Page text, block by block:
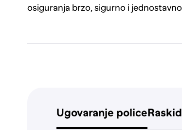
osiguranja brzo, sigurno i
Ugovaranje police